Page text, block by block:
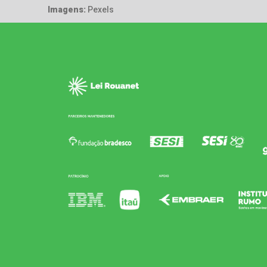
Imagens: Pexels